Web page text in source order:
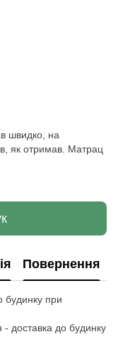
швидко, на
як отримав. Матрац
Повернення
будинку при
доставка до будинку